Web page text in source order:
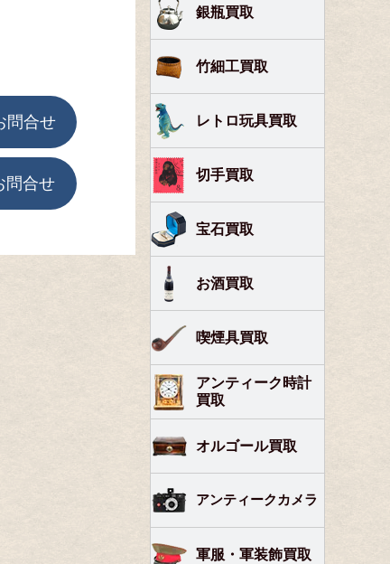
問合せ
問合せ
銀瓶買取
竹細工買取
レトロ玩具買取
切手買取
宝石買取
お酒買取
喫煙具買取
アンティーク時計
買取
オルゴール買取
アンティークカメラ
軍服・軍装飾買取